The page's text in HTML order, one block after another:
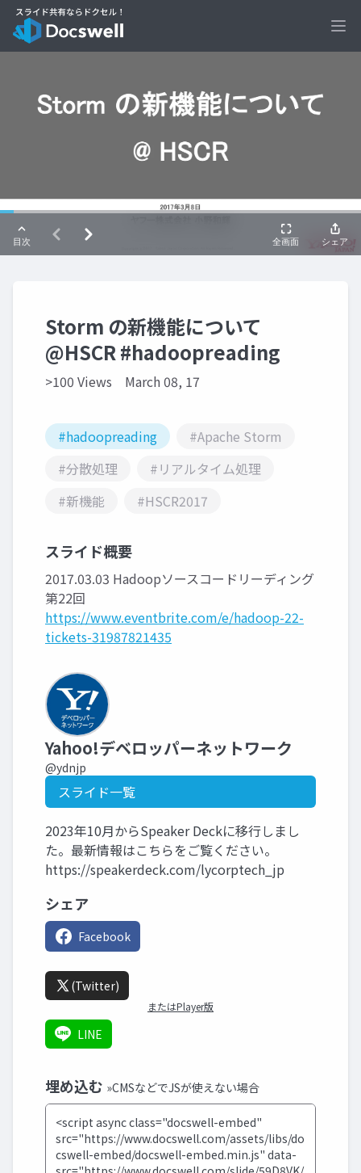
Storm の新機能について
@HSCR #hadoopreading
>100 Views March 08, 17
#hadoopreading
#Apache Storm
#分散処理
#リアルタイム処理
#新機能
#HSCR2017
スライド概要
2017.03.03 Hadoopソースコードリーディング
第22回
https://www.eventbrite.com/e/hadoop-22-
tickets-31987821435
Yahoo!デベロッパーネットワーク
@ydnjp
スライド一覧
2023年10月からSpeaker Deckに移行しまし
た。最新情報はこちらをご覧ください。
https://speakerdeck.com/lycorptech_jp
シェア
Facebook
(Twitter)
またはPlayer版
LINE
埋め込む »CMSなどでJSが使えない場合